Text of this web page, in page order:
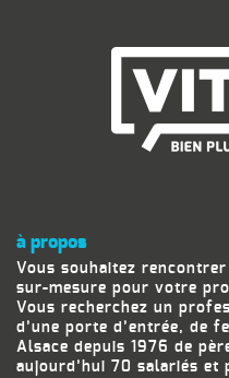
à propos
Vous souhaitez
sur-mesure pour votre
Vous recherchez un
d’une porte d’entrée, de
Alsace depuis 1976 de
aujourd’hui 70 salariés